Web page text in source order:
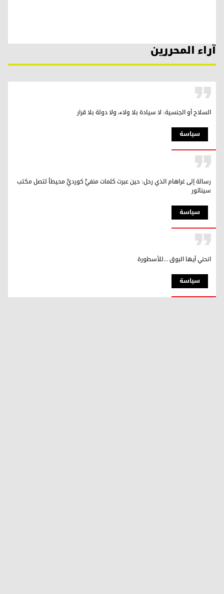
آراء المحررين
سیاسة
السلاح أو الجنسية: لا سيادة بلا ولاء، ولا دولة بلا قرار
سیاسة
رسالة إلى غراهام الذي رحل: حين عبرت كلمات منفيٍّ كورديٍّ محيطاً لتصل مكتب
سيناتور
سیاسة
انحني أيها البوق ...للأسطورة